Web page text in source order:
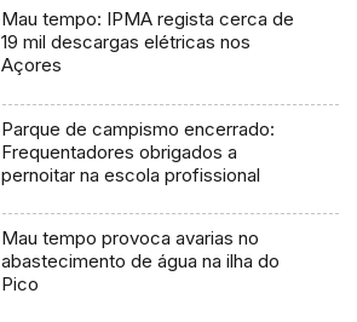
Mau tempo: IPMA regista cerca de
19 mil descargas elétricas nos
Açores
Parque de campismo encerrado:
Frequentadores obrigados a
pernoitar na escola profissional
Mau tempo provoca avarias no
abastecimento de água na ilha do
Pico